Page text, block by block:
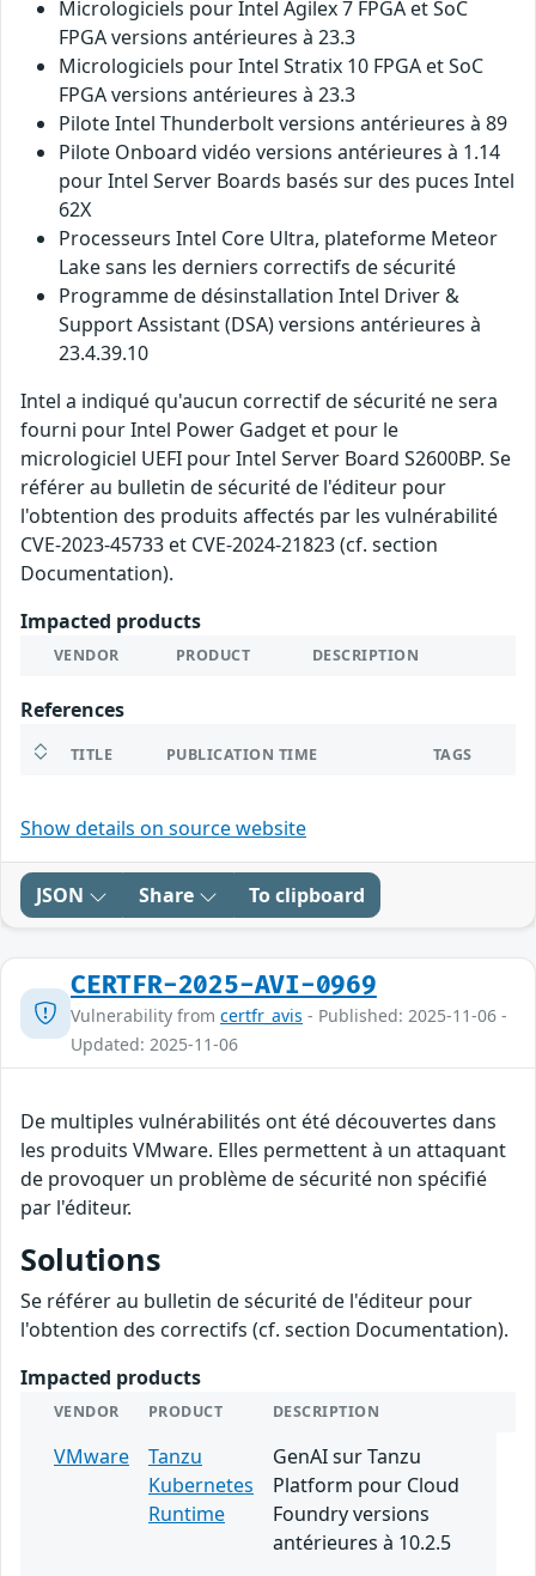
Micrologiciels pour Intel Agilex 7 FPGA et SoC
FPGA versions antérieures à 23.3
Micrologiciels pour Intel Stratix 10 FPGA et SoC
FPGA versions antérieures à 23.3
Pilote Intel Thunderbolt versions antérieures à 89
Pilote Onboard vidéo versions antérieures à 1.14
pour Intel Server Boards basés sur des puces Intel
62X
Processeurs Intel Core Ultra, plateforme Meteor
Lake sans les derniers correctifs de sécurité
Programme de désinstallation Intel Driver &
Support Assistant (DSA) versions antérieures à
23.4.39.10
Intel a indiqué qu'aucun correctif de sécurité ne sera
fourni pour Intel Power Gadget et pour le
micrologiciel UEFI pour Intel Server Board S2600BP. Se
référer au bulletin de sécurité de l'éditeur pour
l'obtention des produits affectés par les vulnérabilité
CVE-2023-45733 et CVE-2024-21823 (cf. section
Documentation).
Impacted products
VENDOR PRODUCT DESCRIPTION
References
TITLE PUBLICATION TIME TAGS
Show details on source website
JSON Share To clipboard
CERTFR-2025-AVI-0969
Vulnerability from certfr_avis - Published: 2025-11-06 -
Updated: 2025-11-06
De multiples vulnérabilités ont été découvertes dans
les produits VMware. Elles permettent à un attaquant
de provoquer un problème de sécurité non spécifié
par l'éditeur.
Solutions
Se référer au bulletin de sécurité de l'éditeur pour
l'obtention des correctifs (cf. section Documentation).
Impacted products
VENDOR PRODUCT DESCRIPTION
VMware
Tanzu
Kubernetes
Runtime
GenAI sur Tanzu
Platform pour Cloud
Foundry versions
antérieures à 10.2.5